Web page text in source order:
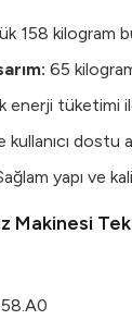
158 kilogram
65
enerji tüketimi
kullanıcı dostu
yapı ve
Makinesi